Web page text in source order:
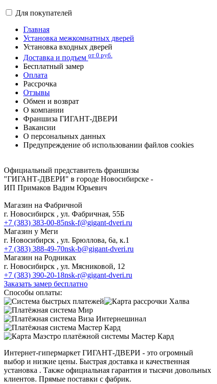
Для покупателей
Главная
Установка межкомнатных дверей
Установка входных дверей
Доставка и подъем от 0 руб.
Бесплатный замер
Оплата
Рассрочка
Отзывы
Обмен и возврат
О компании
Франшиза ГИГАНТ-ДВЕРИ
Вакансии
О персональных данных
Предупреждение об использовании файлов cookies
Официальный представитель франшизы
"ГИГАНТ-ДВЕРИ" в городе Новосибирске -
ИП Примаков Вадим Юрьевич
Магазин на Фабричной
г. Новосибирск , ул. Фабричная, 55Б
+7 (383) 383-00-85nsk-f@gigant-dveri.ru
Магазин у Меги
г. Новосибирск , ул. Брюллова, 6а, к.1
+7 (383) 388-49-70nsk-b@gigant-dveri.ru
Магазин на Родниках
г. Новосибирск , ул. Мясниковой, 12
+7 (383) 390-20-18nsk-r@gigant-dveri.ru
Заказать замер бесплатно
Способы оплаты:
Интернет-гипермаркет ГИГАНТ-ДВЕРИ - это огромный
выбор и низкие цены. Быстрая доставка и качественная
установка . Также официальная гарантия и тысячи довольных
клиентов. Прямые поставки с фабрик.